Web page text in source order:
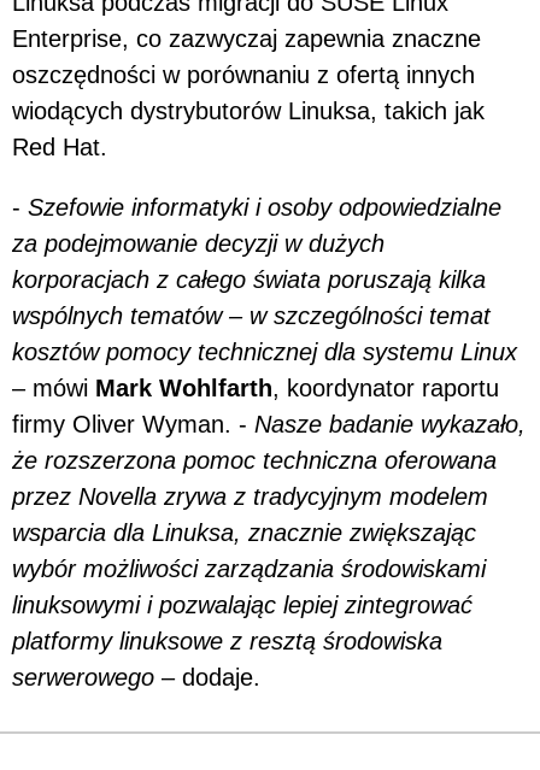
Enterprise, co zazwyczaj zapewnia znaczne
oszczędności w porównaniu z ofertą innych
wiodących dystrybutorów Linuksa, takich jak
Red Hat.
- Szefowie informatyki i osoby odpowiedzialne
za podejmowanie decyzji w dużych
korporacjach z całego świata poruszają kilka
wspólnych tematów – w szczególności temat
kosztów pomocy technicznej dla systemu Linux
– mówi Mark Wohlfarth, koordynator raportu
firmy Oliver Wyman. - Nasze badanie wykazało,
że rozszerzona pomoc techniczna oferowana
przez Novella zrywa z tradycyjnym modelem
wsparcia dla Linuksa, znacznie zwiększając
wybór możliwości zarządzania środowiskami
linuksowymi i pozwalając lepiej zintegrować
platformy linuksowe z resztą środowiska
serwerowego – dodaje.